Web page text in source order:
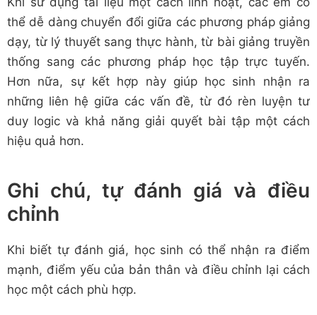
thể dễ dàng chuyển đổi giữa các phương pháp giảng
dạy, từ lý thuyết sang thực hành, từ bài giảng truyền
thống sang các phương pháp học tập trực tuyến.
Hơn nữa, sự kết hợp này giúp học sinh nhận ra
những liên hệ giữa các vấn đề, từ đó rèn luyện tư
duy logic và khả năng giải quyết bài tập một cách
hiệu quả hơn.
Ghi chú, tự đánh giá và điều
chỉnh
Khi biết tự đánh giá, học sinh có thể nhận ra điểm
mạnh, điểm yếu của bản thân và điều chỉnh lại cách
học một cách phù hợp.